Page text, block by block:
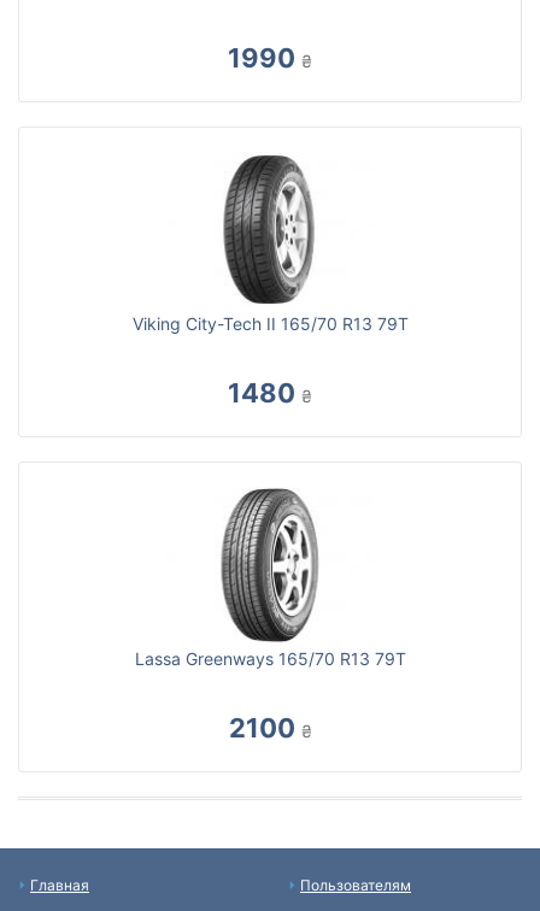
1990 ₴
Viking City-Tech II 165/70 R13 79T
1480 ₴
Lassa Greenways 165/70 R13 79T
2100 ₴
Главная
Пользователям